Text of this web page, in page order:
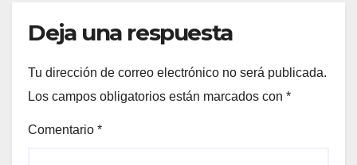
Deja una respuesta
Tu dirección de correo electrónico no será publicada.
Los campos obligatorios están marcados con *
Comentario *